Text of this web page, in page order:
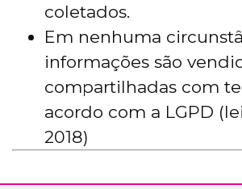
coletados.
Em nenhuma
informações são
compartilhadas com
acordo com a LGPD
2018)